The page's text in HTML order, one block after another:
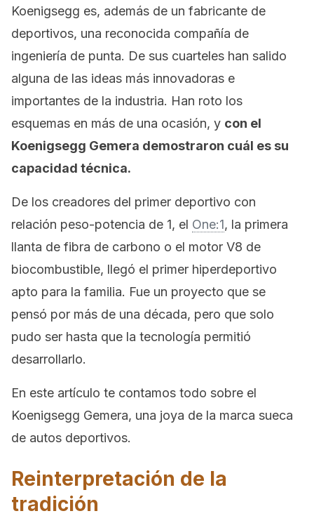
Koenigsegg es, además de un fabricante de
deportivos, una reconocida compañía de
ingeniería de punta. De sus cuarteles han salido
alguna de las ideas más innovadoras e
importantes de la industria. Han roto los
esquemas en más de una ocasión, y con el
Koenigsegg Gemera demostraron cuál es su
capacidad técnica.
De los creadores del primer deportivo con
relación peso-potencia de 1, el One:1, la primera
llanta de fibra de carbono o el motor V8 de
biocombustible, llegó el primer hiperdeportivo
apto para la familia. Fue un proyecto que se
pensó por más de una década, pero que solo
pudo ser hasta que la tecnología permitió
desarrollarlo.
En este artículo te contamos todo sobre el
Koenigsegg Gemera, una joya de la marca sueca
de autos deportivos.
Reinterpretación de la
tradición